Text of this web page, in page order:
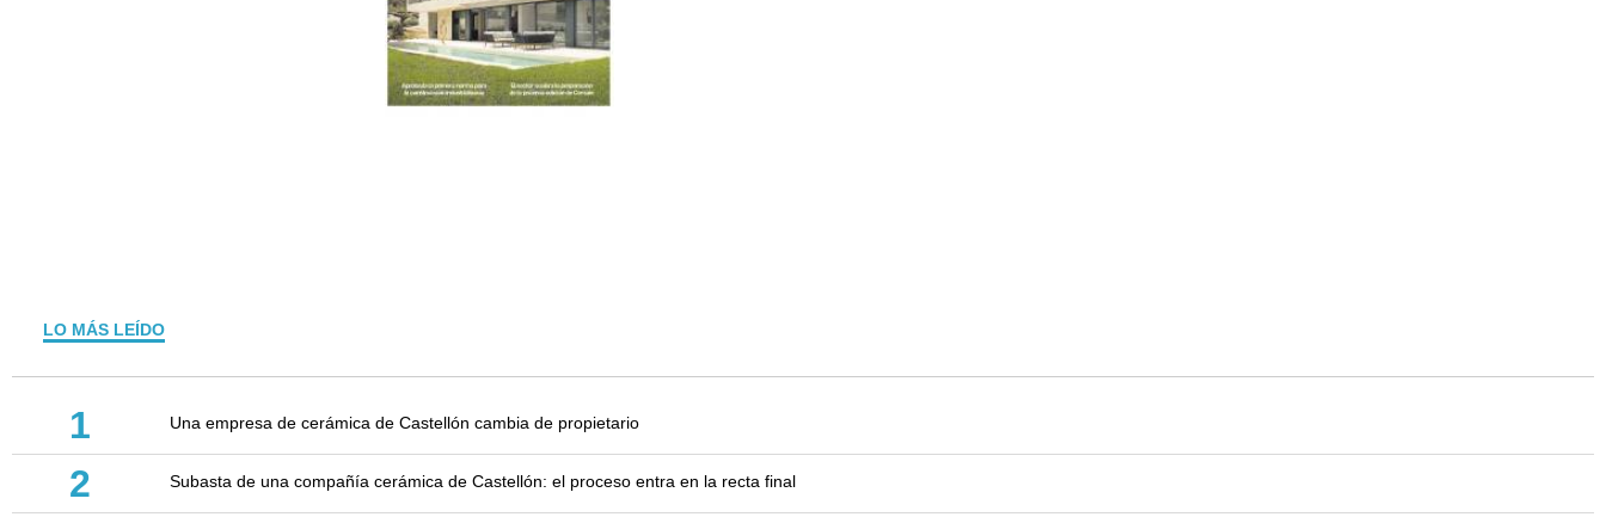
LO MÁS LEÍDO
1 Una empresa de cerámica de Castellón cambia de propietario
2 Subasta de una compañía cerámica de Castellón: el proceso entra en la recta final